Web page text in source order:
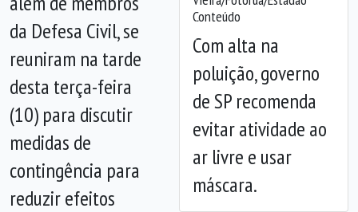
Conteúdo
Com alta na
poluição, governo
de SP recomenda
evitar atividade ao
ar livre e usar
máscara.
Anterior
da Defesa Civil, se
reuniram na tarde
desta terça-feira
(10) para discutir
medidas de
contingência para
reduzir efeitos